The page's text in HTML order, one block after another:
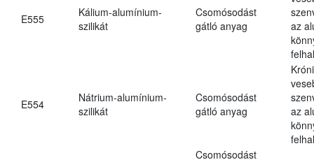
E555
Kálium-alumínium-
szilikát
Csomósodást
gátló anyag
az
E554
Nátrium-alumínium-
szilikát
Csomósodást
gátló anyag
az
Csomósodást